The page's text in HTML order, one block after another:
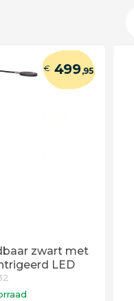
zwart met
LED
€ 499,95